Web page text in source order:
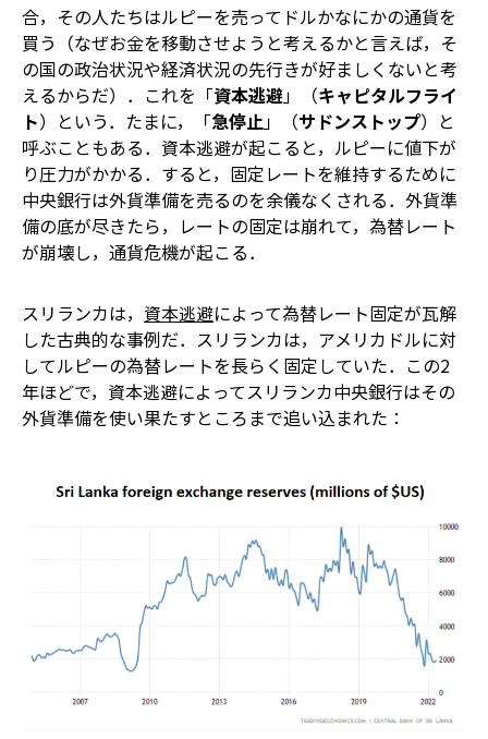
合，その人たちはルピーを売ってドルかなにかの通貨を
買う（なぜお金を移動させようと考えるかと言えば，そ
の国の政治状況や経済状況の先行きが好ましくないと考
えるからだ）．これを「資本逃避」（キャピタルフライ
ト）という．たまに，「急停止」（サドンストップ）と
呼ぶこともある．資本逃避が起こると，ルピーに値下が
り圧力がかかる．すると，固定レートを維持するために
中央銀行は外貨準備を売るのを余儀なくされる．外貨準
備の底が尽きたら，レートの固定は崩れて，為替レート
が崩壊し，通貨危機が起こる．
スリランカは， 資本逃避によって為替レート固定が瓦解
した古典的な事例だ．スリランカは，アメリカドルに対
してルピーの為替レートを長らく固定していた．この2
年ほどで，資本逃避によってスリランカ中央銀行はその
外貨準備を使い果たすところまで追い込まれた：